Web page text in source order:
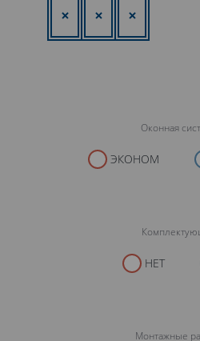
Оконная
ЭКОНОМ
НЕТ
Монтажные